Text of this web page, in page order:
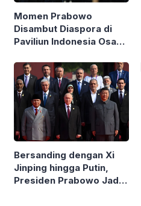
Momen Prabowo
Disambut Diaspora di
Paviliun Indonesia Osaka
Bersanding dengan Xi
Jinping hingga Putin,
Presiden Prabowo Jadi